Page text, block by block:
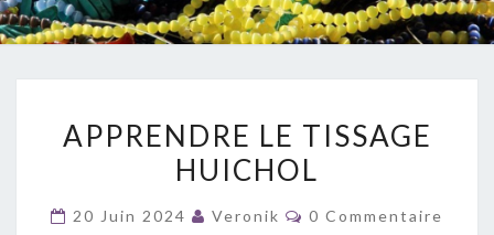
LE
TISSAGE
APPRENDRE LE TISSAGE
HUICHOL
20 Juin 2024 Veronik Commentaires
0 Commentaire